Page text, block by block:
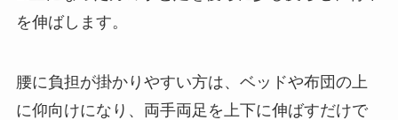
を伸ばします。
腰に負担が掛かりやすい方は、ベッドや布団の上
に仰向けになり、両手両足を上下に伸ばすだけで